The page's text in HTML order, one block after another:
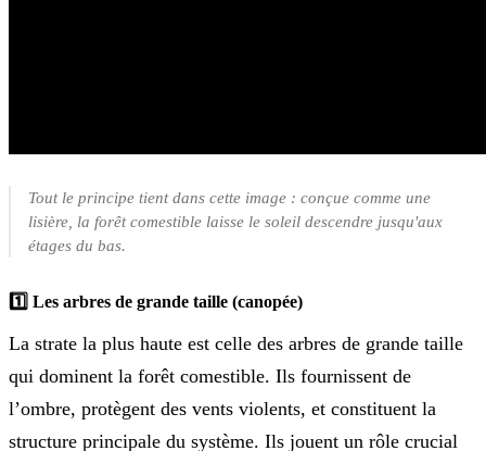
Tout le principe tient dans cette image : conçue comme une
lisière, la forêt comestible laisse le soleil descendre jusqu'aux
étages du bas.
1️⃣ Les arbres de grande taille (canopée)
La strate la plus haute est celle des arbres de grande taille
qui dominent la forêt comestible. Ils fournissent de
l’ombre, protègent des vents violents, et constituent la
structure principale du système. Ils jouent un rôle crucial